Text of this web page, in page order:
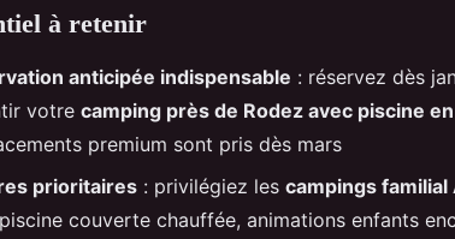
à retenir
anticipée indispensable : réservez dès
votre camping près de Rodez avec piscine
premium sont pris dès mars
prioritaires : privilégiez les campings familial
couverte chauffée, animations enfants